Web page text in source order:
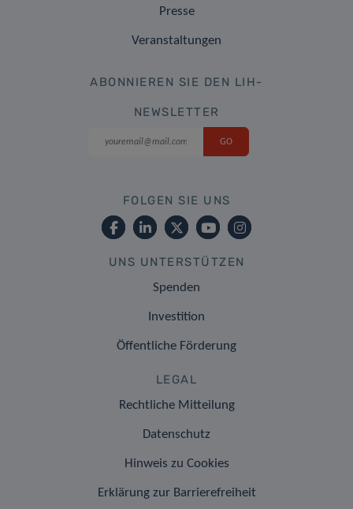
Presse
Veranstaltungen
ABONNIEREN SIE DEN LIH-
NEWSLETTER
FOLGEN SIE UNS
UNS UNTERSTÜTZEN
Spenden
Investition
Öffentliche Förderung
LEGAL
Rechtliche Mitteilung
Datenschutz
Hinweis zu Cookies
Erklärung zur Barrierefreiheit